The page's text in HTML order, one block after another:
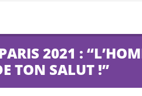
2021 :
TON SALUT !”